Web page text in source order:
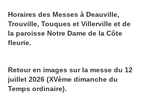
Horaires des Messes à Deauville,
Trouville, Touques et Villerville et de
la paroisse Notre Dame de la Côte
fleurie.
Retour en images sur la messe du 12
juillet 2026 (XVème dimanche du
Temps ordinaire).